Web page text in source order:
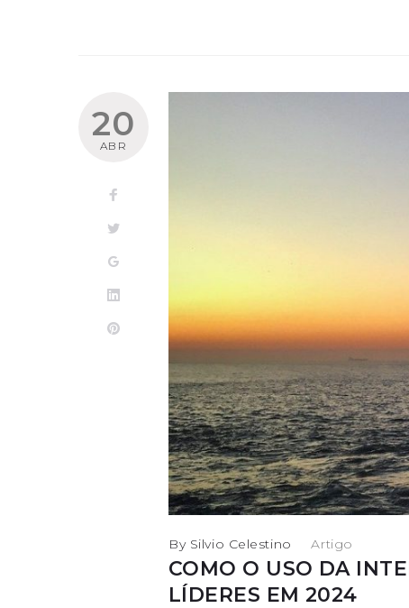
20
ABR
Pinterest
By Silvio Celestino inArtigo
COMO O USO DA
LÍDERES EM 2024